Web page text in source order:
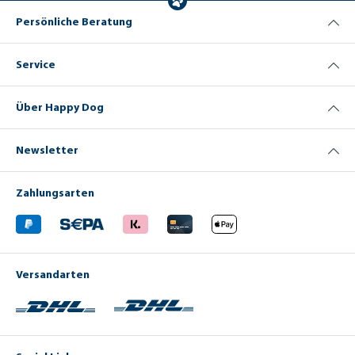
Persönliche Beratung
Service
Über Happy Dog
Newsletter
Zahlungsarten
Versandarten